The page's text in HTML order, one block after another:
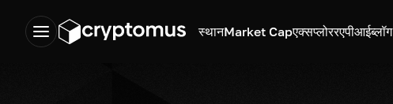
स्थानMarket Capएक्सप्लोररएपीआईब्लॉग